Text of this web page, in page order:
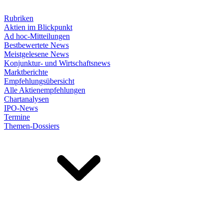
Rubriken
Aktien im Blickpunkt
Ad hoc-Mitteilungen
Bestbewertete News
Meistgelesene News
Konjunktur- und Wirtschaftsnews
Marktberichte
Empfehlungsübersicht
Alle Aktienempfehlungen
Chartanalysen
IPO-News
Termine
Themen-Dossiers